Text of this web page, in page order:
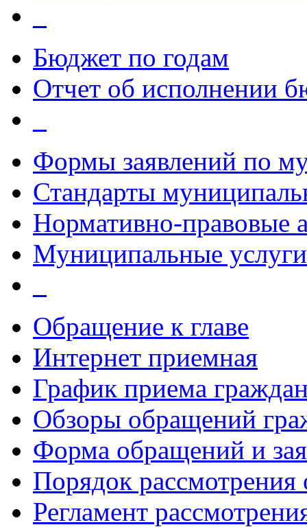
Бюджет по годам
Отчет об исполнении
Формы заявлений по
Стандарты
Нормативно-правовые
Муниципальные услуги
Обращение к главе
Интернет приемная
График приема
Обзоры обращений
Форма обращений и
Порядок
Регламент